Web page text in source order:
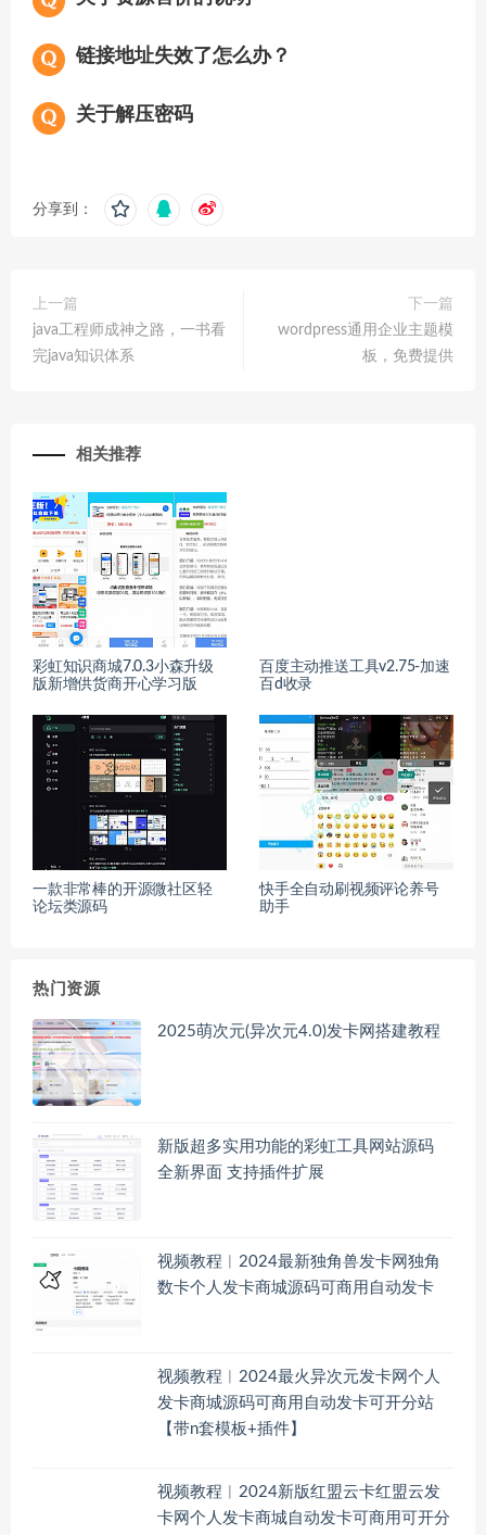
链接地址失效了怎么办？
关于解压密码
分享到：
上一篇
java工程师成神之路，一书看
完java知识体系
下一篇
wordpress通用企业主题模
板，免费提供
相关推荐
彩虹知识商城7.0.3小森升级
版新增供货商开心学习版
百度主动推送工具v2.75-加速
百d收录
一款非常棒的开源微社区轻
论坛类源码
快手全自动刷视频评论养号
助手
热门资源
2025萌次元(异次元4.0)发卡网搭建教程
新版超多实用功能的彩虹工具网站源码
全新界面 支持插件扩展
视频教程︱2024最新独角兽发卡网独角
数卡个人发卡商城源码可商用自动发卡
视频教程︱2024最火异次元发卡网个人
发卡商城源码可商用自动发卡可开分站
【带n套模板+插件】
视频教程︱2024新版红盟云卡红盟云发
卡网个人发卡商城自动发卡可商用可开分